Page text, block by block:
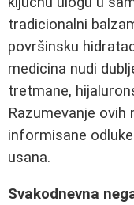
tradicionalni
površinsku
medicina nudi
tretmane,
Razumevanje
informisane
usana.
Svakodnevna